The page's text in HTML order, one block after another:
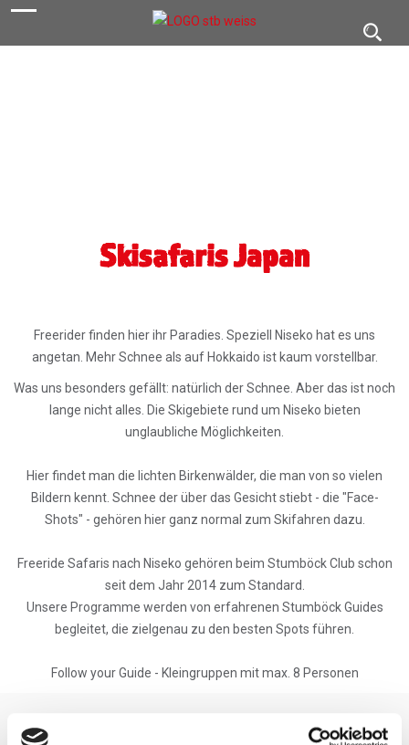
Skisafaris Japan
Freerider finden hier ihr Paradies. Speziell Niseko hat es uns
angetan. Mehr Schnee als auf Hokkaido ist kaum vorstellbar.
Was uns besonders gefällt: natürlich der Schnee. Aber das ist noch
lange nicht alles. Die Skigebiete rund um Niseko bieten
unglaubliche Möglichkeiten.
Hier findet man die lichten Birkenwälder, die man von so vielen
Bildern kennt. Schnee der über das Gesicht stiebt - die "Face-
Shots" - gehören hier ganz normal zum Skifahren dazu.
Freeride Safaris nach Niseko gehören beim Stumböck Club schon
seit dem Jahr 2014 zum Standard.
Unsere Programme werden von erfahrenen Stumböck Guides
begleitet, die zielgenau zu den besten Spots führen.
Follow your Guide - Kleingruppen mit max. 8 Personen